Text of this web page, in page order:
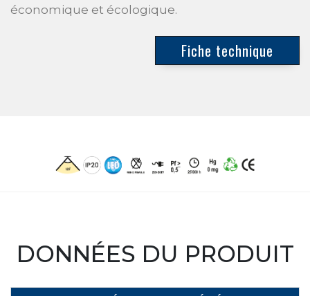
économique et écologique.
Fiche technique
DONNÉES DU PRODUIT